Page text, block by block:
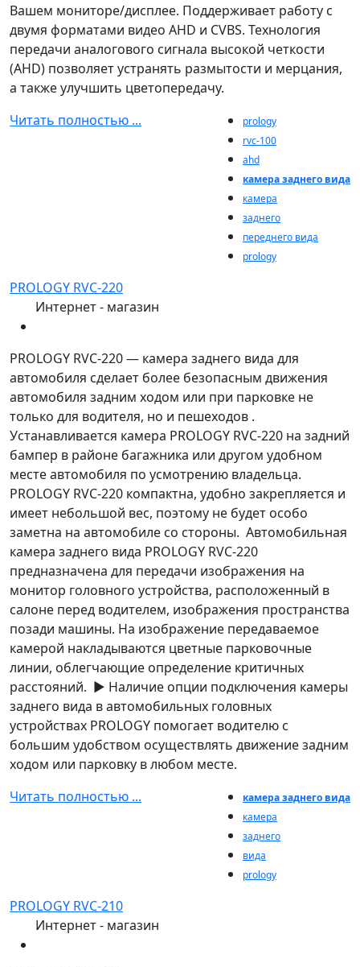
Вашем мониторе/дисплее. Поддерживает работу с
двумя форматами видео AHD и CVBS. Технология
передачи аналогового сигнала высокой четкости
(AHD) позволяет устранять размытости и мерцания,
а также улучшить цветопередачу.
prology
rvc-100
ahd
камера заднего вида
камера
заднего
переднего вида
prology
Читать полностью ...
PROLOGY RVC-220
Интернет - магазин
PROLOGY RVC-220 — камера заднего вида для
автомобиля сделает более безопасным движения
автомобиля задним ходом или при парковке не
только для водителя, но и пешеходов .
Устанавливается камера PROLOGY RVC-220 на задний
бампер в районе багажника или другом удобном
месте автомобиля по усмотрению владельца.
PROLOGY RVC-220 компактна, удобно закрепляется и
имеет небольшой вес, поэтому не будет особо
заметна на автомобиле со стороны. Автомобильная
камера заднего вида PROLOGY RVC-220
предназначена для передачи изображения на
монитор головного устройства, расположенный в
салоне перед водителем, изображения пространства
позади машины. На изображение передаваемое
камерой накладываются цветные парковочные
линии, облегчающие определение критичных
расстояний. ► Наличие опции подключения камеры
заднего вида в автомобильных головных
устройствах PROLOGY помогает водителю с
большим удобством осуществлять движение задним
ходом или парковку в любом месте.
камера заднего вида
камера
заднего
вида
prology
Читать полностью ...
PROLOGY RVC-210
Интернет - магазин